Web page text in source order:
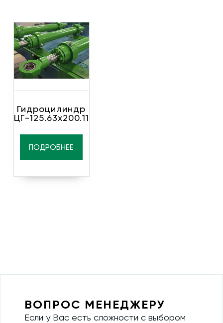
Гидроцилиндр
ЦГ-125.63х200.11
ПОДРОБНЕЕ
ВОПРОС МЕНЕДЖЕРУ
Если у Вас есть сложности с выбором